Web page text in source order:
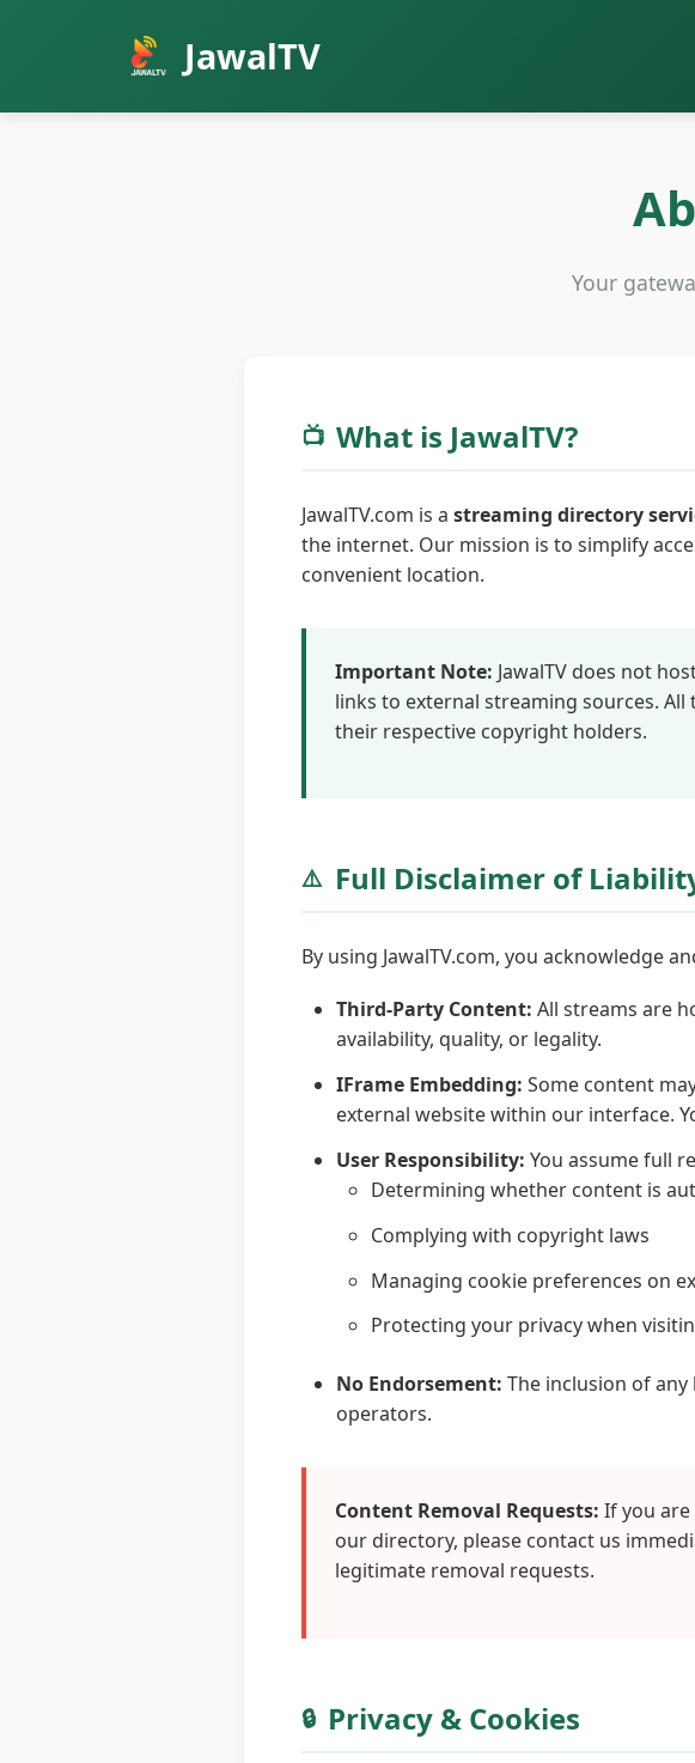
JawalTV
Your
📺 What is JawalTV?
JawalTV.com is a streaming directory
the internet. Our mission is to simplify
convenient location.
Important Note: JawalTV does not
links to external streaming sources.
their respective copyright holders.
⚠️ Full Disclaimer of
By using JawalTV.com, you acknowledge
Third-Party Content: All streams are
availability, quality, or legality.
IFrame Embedding: Some content
external website within our interface.
User Responsibility: You assume full
Determining whether content is
Complying with copyright laws
Managing cookie preferences on
Protecting your privacy when
No Endorsement: The inclusion of
operators.
Content Removal Requests: If you
our directory, please contact us
legitimate removal requests.
🔒 Privacy & Cookies